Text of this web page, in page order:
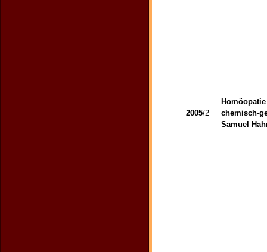
2005/2
chemisch-
Samuel